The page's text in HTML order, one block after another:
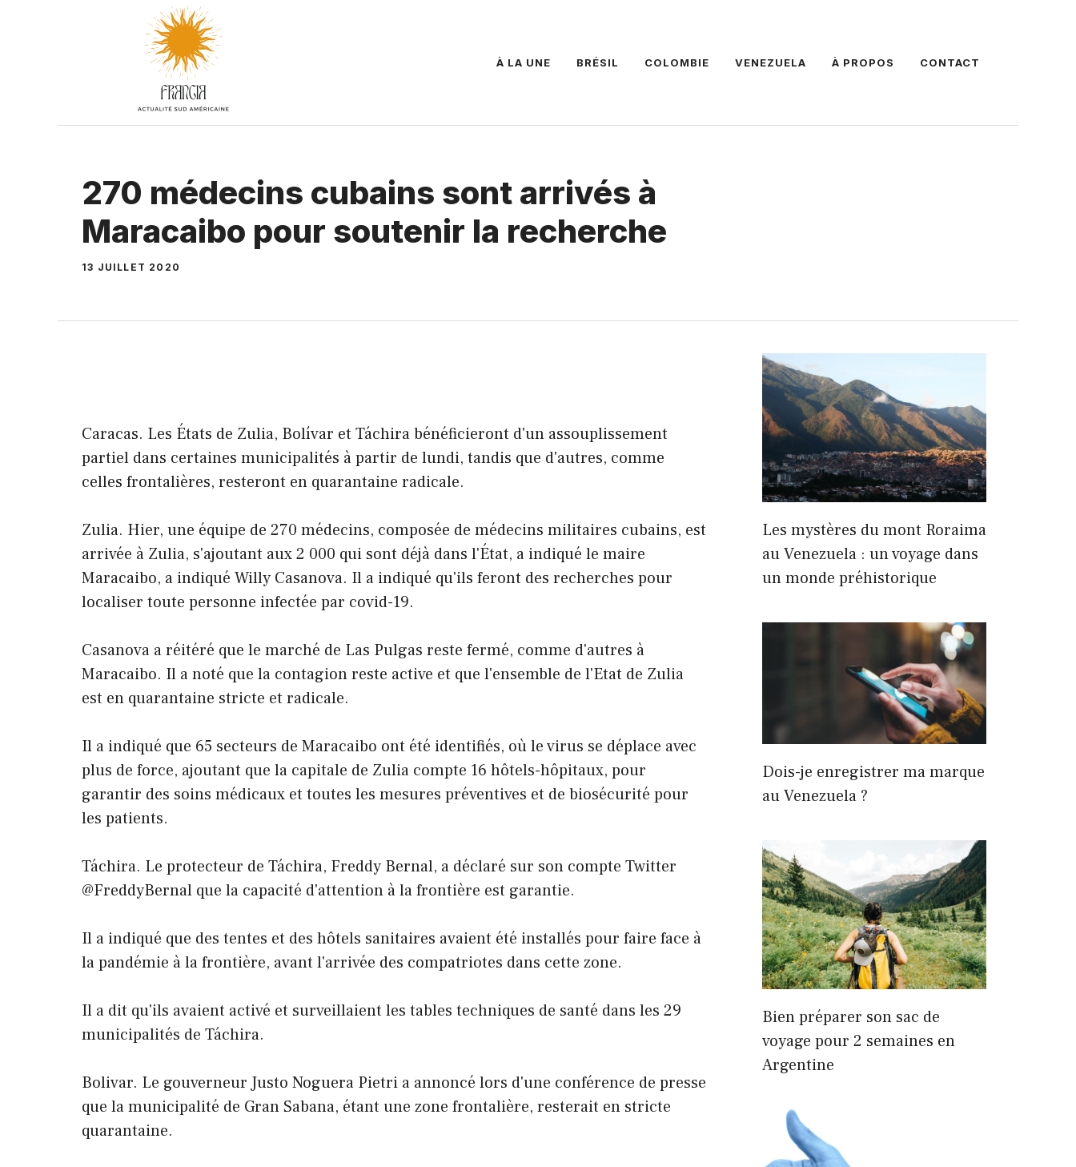
À LA UNE BRÉSIL COLOMBIE VENEZUELA À PROPOS CONTACT
270 médecins cubains sont arrivés à
Maracaibo pour soutenir la recherche
13 JUILLET 2020
Caracas. Les États de Zulia, Bolívar et Táchira bénéficieront d'un assouplissement
partiel dans certaines municipalités à partir de lundi, tandis que d'autres, comme
celles frontalières, resteront en quarantaine radicale.
Zulia. Hier, une équipe de 270 médecins, composée de médecins militaires cubains, est
arrivée à Zulia, s'ajoutant aux 2 000 qui sont déjà dans l'État, a indiqué le maire
Maracaibo, a indiqué Willy Casanova. Il a indiqué qu'ils feront des recherches pour
localiser toute personne infectée par covid-19.
Casanova a réitéré que le marché de Las Pulgas reste fermé, comme d'autres à
Maracaibo. Il a noté que la contagion reste active et que l'ensemble de l'Etat de Zulia
est en quarantaine stricte et radicale.
Il a indiqué que 65 secteurs de Maracaibo ont été identifiés, où le virus se déplace avec
plus de force, ajoutant que la capitale de Zulia compte 16 hôtels-hôpitaux, pour
garantir des soins médicaux et toutes les mesures préventives et de biosécurité pour
les patients.
Táchira. Le protecteur de Táchira, Freddy Bernal, a déclaré sur son compte Twitter
@FreddyBernal que la capacité d'attention à la frontière est garantie.
Il a indiqué que des tentes et des hôtels sanitaires avaient été installés pour faire face à
la pandémie à la frontière, avant l'arrivée des compatriotes dans cette zone.
Il a dit qu'ils avaient activé et surveillaient les tables techniques de santé dans les 29
municipalités de Táchira.
Bolivar. Le gouverneur Justo Noguera Pietri a annoncé lors d'une conférence de presse
que la municipalité de Gran Sabana, étant une zone frontalière, resterait en stricte
quarantaine.
Les mystères du mont Roraima
au Venezuela : un voyage dans
un monde préhistorique
Dois-je enregistrer ma marque
au Venezuela ?
Bien préparer son sac de
voyage pour 2 semaines en
Argentine